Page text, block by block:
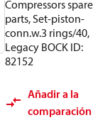
Compressors spare
parts, Set-piston-
conn.w.3 rings/40,
Legacy BOCK ID:
82152
Añadir a la
comparación